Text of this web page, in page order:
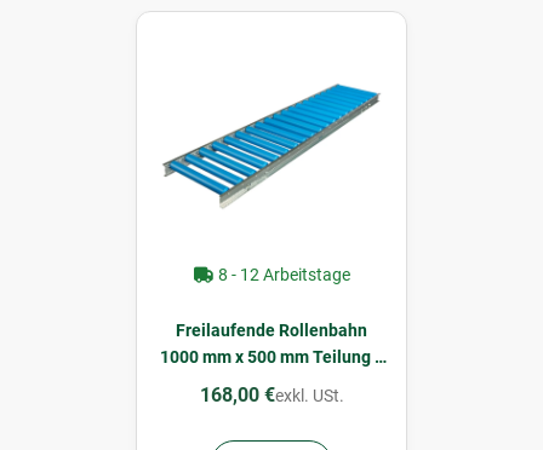
8 - 12 Arbeitstage
Freilaufende Rollenbahn
1000 mm x 500 mm Teilung =
100 mm
168,00 €exkl. USt.